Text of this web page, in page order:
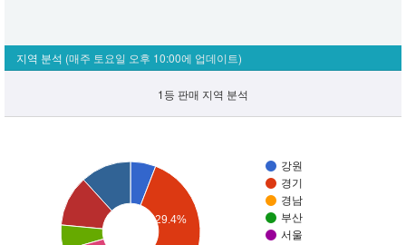
지역 분석 (매주 토요일 오후 10:00에 업데이트)
1등 판매 지역 분석
강원
경기
경남
부산
서울
29.4%